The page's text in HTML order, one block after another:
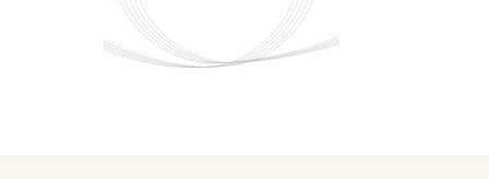
る家」です。
家にいても、みんなで広びろ自由に暮らせる、開放